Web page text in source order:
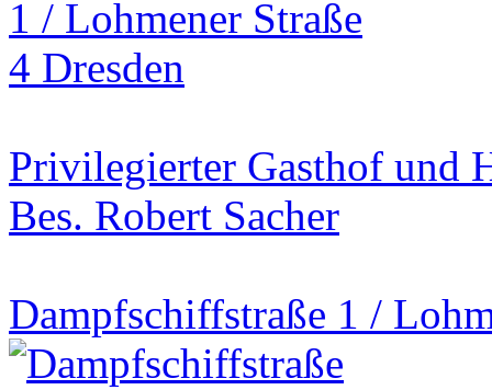
Privilegierter Gasthof und
Bes. Robert Sacher
Dampfschiffstraße 1 /